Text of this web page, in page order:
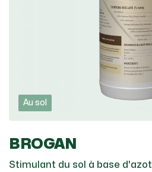
Au sol
BROGAN
Stimulant du sol à base